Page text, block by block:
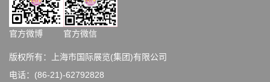
官方微博 官方微信
版权所有：上海市国际展览(集团)有限公司
电话：(86-21)-62792828